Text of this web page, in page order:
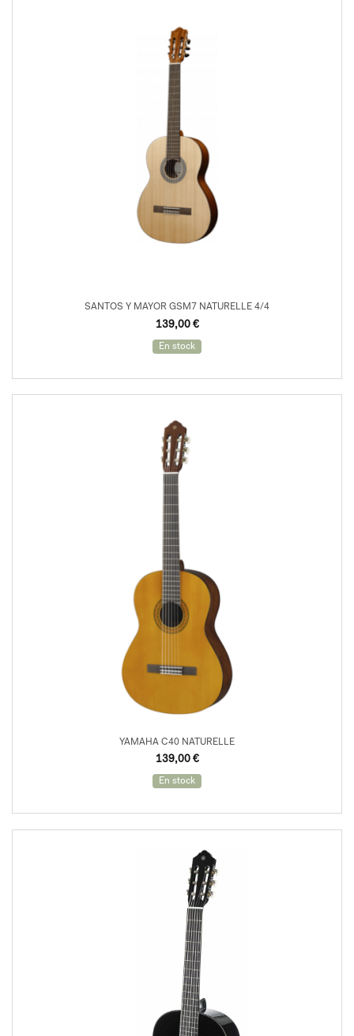
SANTOS Y MAYOR GSM7 NATURELLE 4/4
139,00 €
En stock
YAMAHA C40 NATURELLE
139,00 €
En stock